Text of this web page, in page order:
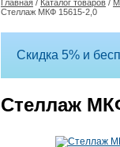
Главная / Каталог товаров /
Стеллаж МКФ 15615-2,0
Скидка 5% и
Стеллаж